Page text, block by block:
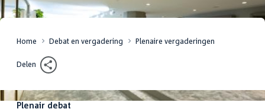
Home Debat en vergadering Plenaire vergaderingen
Delen
Plenair debat